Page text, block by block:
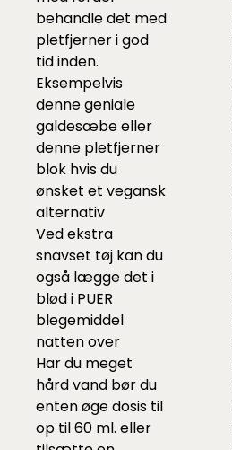
behandle det med
pletfjerner i god
tid inden.
Eksempelvis
dennegeniale
galdesæbe eller
denne pletfjerner
blok hvis du
ønsket et vegansk
alternativ
Ved ekstra
snavset tøj kan du
også lægge det i
blød i PUER
blegemiddel
natten over
Har du meget
hård vand bør du
enten øge dosis til
op til 60 ml. eller